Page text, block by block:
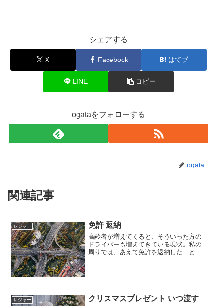
シェアする
X Facebook はてブ
LINE コピー
ogataをフォローする
ogata
関連記事
レジャー 免許 返納
高齢者が増えてくると、そういった方の
ドライバーも増えてきている現状。私の
周りでは、あえて免許を返納した とい
レジャー クリスマスプレゼント いつ渡す